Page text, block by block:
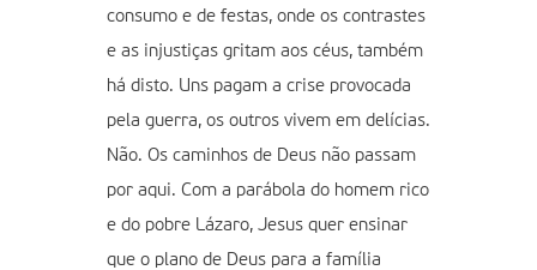
consumo e de festas, onde os contrastes
e as injustiças gritam aos céus, também
há disto. Uns pagam a crise provocada
pela guerra, os outros vivem em delícias.
Não. Os caminhos de Deus não passam
por aqui. Com a parábola do homem rico
e do pobre Lázaro, Jesus quer ensinar
que o plano de Deus para a família